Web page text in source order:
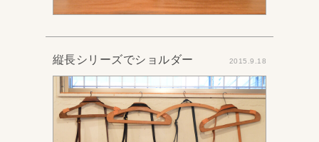
縦長シリーズでショルダー 2015.9.18